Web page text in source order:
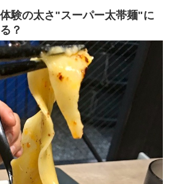
験の太さ"スーパー太帯麺"に
？